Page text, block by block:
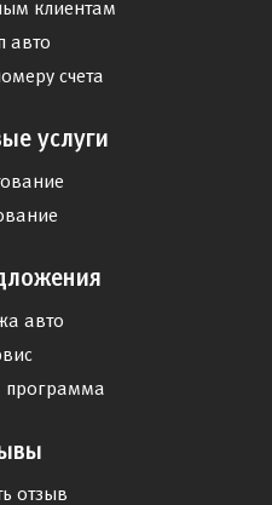
клиентам
авто
счета
услуги
авто
программа
отзыв